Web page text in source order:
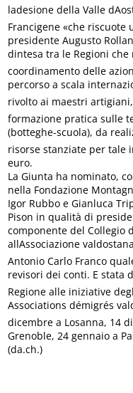
ladesione della Valle
Francigene «che riscuote
presidente Augusto
dintesa tra le Regioni
coordinamento delle
percorso a scala
rivolto ai maestri
formazione pratica sulle
(botteghe-scuola), da
risorse stanziate per tale
euro.
La Giunta ha nominato,
nella Fondazione
Igor Rubbo e Gianluca
Pison in qualità di
componente del Collegio
allAssociazione
Antonio Carlo Franco
revisori dei conti. E
Regione alle iniziative
Associations démigrés
dicembre a Losanna, 14
Grenoble, 24 gennaio a
(da.ch.)